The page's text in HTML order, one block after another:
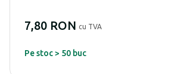
7,80 RON cu TVA
Pe stoc > 50 buc